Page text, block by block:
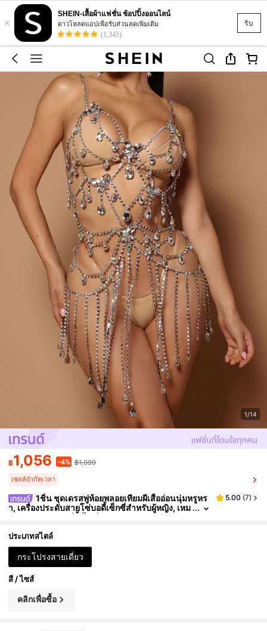
รับ
×
SHEIN-เสื้อผ้าแฟชั่น ช้อปปิ้งออนไลน์
ดาวโหลดแอปเพื่อรับส่วนลดเพิ่มเติม
(1,345)
1/14
฿1,056 -4% ฿1,099
เซลล์จำกัดเวลา
1ชิ้น ชุดเดรสพู่ห้อยพลอยเทียมผีเสื้ออ่อนนุ่มหรูหร
า, เครื่องประดับสายโซ่บอดี้เซ็กซี่สำหรับผู้หญิง, เหม
5.00 (7)
ประเภทสไตล์
กระโปรงสายเดี่ยว
สี / ไซส์
คลิกเพื่อซื้อ